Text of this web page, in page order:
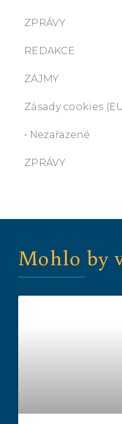
ZPRÁVY
REDAKCE
ZÁJMY
Zásady cookies
• Nezařazené
ZPRÁVY
Mohlo by